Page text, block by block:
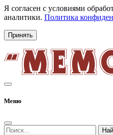
Я согласен с условиями
аналитики. Политика
Принять
Меню